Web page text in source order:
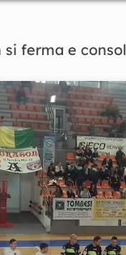
si ferma e